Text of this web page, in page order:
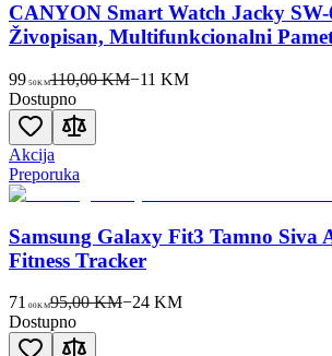
CANYON Smart Watch Jacky
Živopisan, Multifunkcionalni
99 50KM110,00 KM−11 KM
Dostupno
Akcija
Preporuka
Samsung Galaxy Fit3 Tamno Siva
Fitness Tracker
71 00KM95,00 KM−24KM
Dostupno